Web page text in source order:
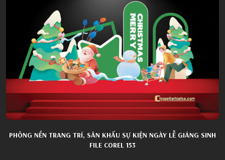
PHÔNG NỀN TRANG TRÍ, SÂN KHẤU SỰ KIỆN NGÀY LỄ GIÁNG SINH
FILE COREL 153